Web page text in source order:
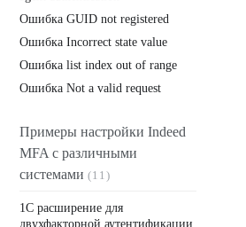
Ошибка GUID not registered
Ошибка Incorrect state value
Ошибка list index out of range
Ошибка Not a valid request
Примеры настройки Indeed
MFA с различными
системами (11)
1C расширение для
двухфакторной аутентификации